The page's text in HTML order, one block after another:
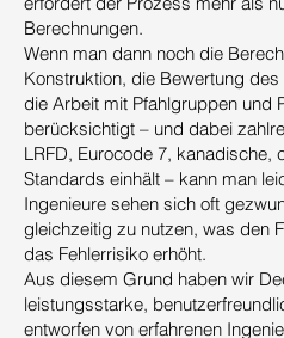
Berechnungen.
Wenn man dann noch die
Konstruktion, die Bewertung
die Arbeit mit Pfahlgruppen und
berücksichtigt – und dabei
LRFD, Eurocode 7, kanadische,
Standards einhält – kann man
Ingenieure sehen sich oft
gleichzeitig zu nutzen, was den
das Fehlerrisiko erhöht.
Aus diesem Grund haben wir
leistungsstarke,
entworfen von erfahrenen